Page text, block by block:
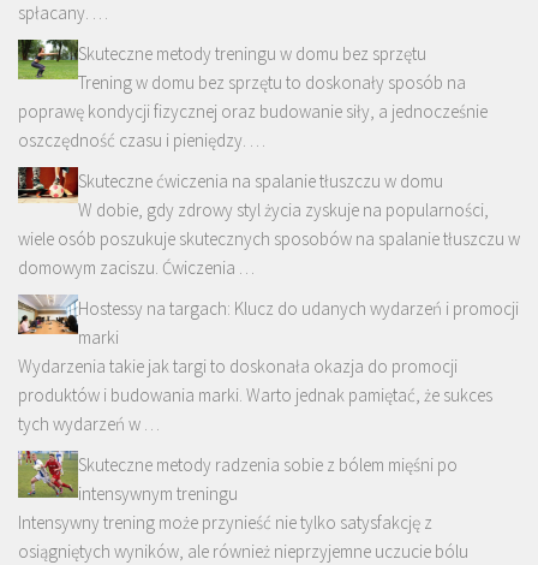
spłacany. …
Skuteczne metody treningu w domu bez sprzętu
Trening w domu bez sprzętu to doskonały sposób na
poprawę kondycji fizycznej oraz budowanie siły, a jednocześnie
oszczędność czasu i pieniędzy. …
Skuteczne ćwiczenia na spalanie tłuszczu w domu
W dobie, gdy zdrowy styl życia zyskuje na popularności,
wiele osób poszukuje skutecznych sposobów na spalanie tłuszczu w
domowym zaciszu. Ćwiczenia …
Hostessy na targach: Klucz do udanych wydarzeń i promocji
marki
Wydarzenia takie jak targi to doskonała okazja do promocji
produktów i budowania marki. Warto jednak pamiętać, że sukces
tych wydarzeń w …
Skuteczne metody radzenia sobie z bólem mięśni po
intensywnym treningu
Intensywny trening może przynieść nie tylko satysfakcję z
osiągniętych wyników, ale również nieprzyjemne uczucie bólu